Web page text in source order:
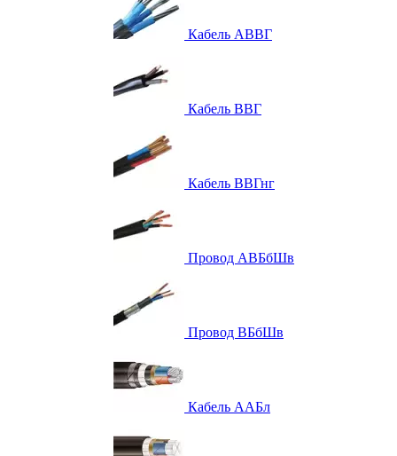
Кабель АВВГ
Кабель ВВГ
Кабель ВВГнг
Провод АВБбШв
Провод ВБбШв
Кабель ААБл